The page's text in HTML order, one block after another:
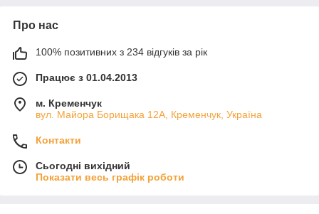
Про нас
100% позитивних з 234 відгуків за рік
Працює з 01.04.2013
м. Кременчук
вул. Майора Борищака 12А, Кременчук, Україна
Контакти
Сьогодні вихідний
Показати весь графік роботи